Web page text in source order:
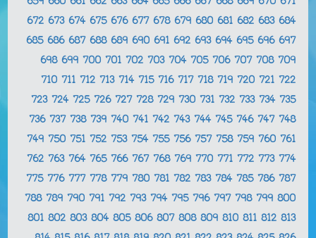
659 660 661 662 663 664 665 666 667 668 669 670 671
672 673 674 675 676 677 678 679 680 681 682 683 684
685 686 687 688 689 690 691 692 693 694 695 696 697
698 699 700 701 702 703 704 705 706 707 708 709
710 711 712 713 714 715 716 717 718 719 720 721 722
723 724 725 726 727 728 729 730 731 732 733 734 735
736 737 738 739 740 741 742 743 744 745 746 747 748
749 750 751 752 753 754 755 756 757 758 759 760 761
762 763 764 765 766 767 768 769 770 771 772 773 774
775 776 777 778 779 780 781 782 783 784 785 786 787
788 789 790 791 792 793 794 795 796 797 798 799 800
801 802 803 804 805 806 807 808 809 810 811 812 813